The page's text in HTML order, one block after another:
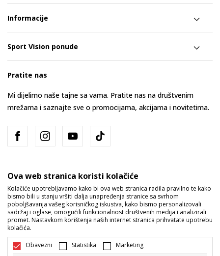
Informacije
Sport Vision ponude
Pratite nas
Mi dijelimo naše tajne sa vama. Pratite nas na društvenim
mrežama i saznajte sve o promocijama, akcijama i novitetima.
Bosna i Hercegovina Promijenite
Ova web stranica koristi kolačiće
Kolačiće upotrebljavamo kako bi ova web stranica radila pravilno te kako
bismo bili u stanju vršiti dalja unapređenja stranice sa svrhom
poboljšavanja vašeg korisničkog iskustva, kako bismo personalizovali
sadržaj i oglase, omogućili funkcionalnost društvenih medija i analizirali
promet. Nastavkom korištenja naših internet stranica prihvatate upotrebu
kolačića.
Obavezni Statistika Marketing